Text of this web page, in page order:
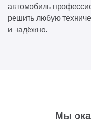
автомобиль
решить любую
и надёжно.
Мы